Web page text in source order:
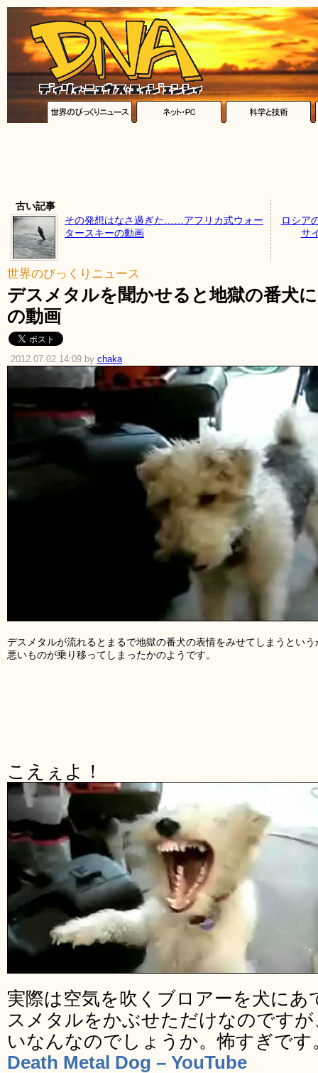
古い記事
その発想はなさ過ぎた……アフリカ式ウォー
タースキーの動画
ロシア
サ
世界のびっくりニュース
デスメタルを聞かせると地獄の番犬
の動画
2012.07.02 14:09 by chaka
デスメタルが流れるとまるで地獄の番犬の表情をみせてしまうとい
悪いものが乗り移ってしまったかのようです。
こえぇよ！
実際は空気を吹くブロアーを犬に
スメタルをかぶせただけなのです
いなんなのでしょうか。怖すぎです
Death Metal Dog – YouTube